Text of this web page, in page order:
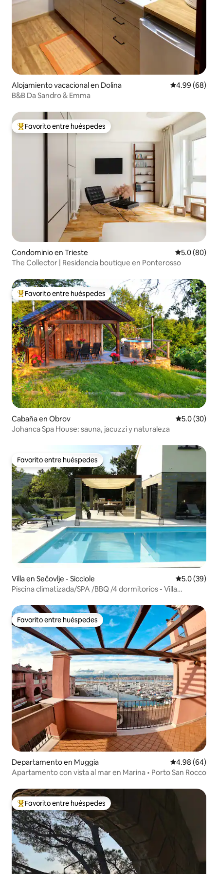
Alojamiento vacacional en Dolina Calificación
4.99 (68)
B&B Da Sandro & Emma
De los mejores en Favorito entre huéspedes
Favorito entre huéspedes
Condominio en Trieste Calificación
5.0 (80)
The Collector | Residencia boutique en Ponterosso
De los mejores en Favorito entre huéspedes
Favorito entre huéspedes
Cabaña en Obrov Calificación
5.0 (30)
Johanca Spa House: sauna, jacuzzi y naturaleza
Favorito entre huéspedes
Favorito entre huéspedes
Villa en Sečovlje - Sicciole Calificación
5.0 (39)
Piscina climatizada/SPA /BBQ /4 dormitorios - Villa
Favorito entre huéspedes
Favorito entre huéspedes
Departamento en Muggia Calificación
4.98 (64)
Apartamento con vista al mar en Marina • Porto San Rocco
De los mejores en Favorito entre huéspedes
Favorito entre huéspedes